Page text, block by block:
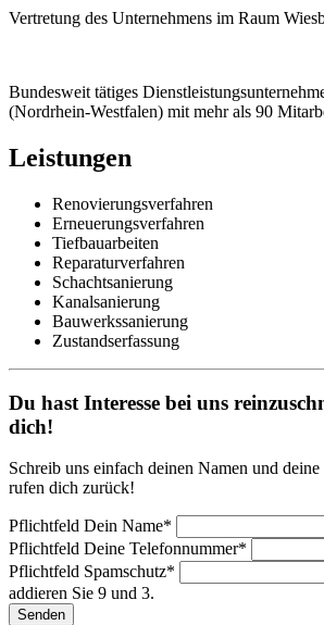
Vertretung des Unternehmens im Raum
Bundesweit tätiges
(Nordrhein-Westfalen) mit mehr als 90
Leistungen
Renovierungsverfahren
Erneuerungsverfahren
Tiefbauarbeiten
Reparaturverfahren
Schachtsanierung
Kanalsanierung
Bauwerkssanierung
Zustandserfassung
Du hast Interesse bei uns
dich!
Schreib uns einfach deinen Namen und
rufen dich zurück!
Pflichtfeld Dein Name*
Pflichtfeld Deine Telefonnummer*
Pflichtfeld Spamschutz*
addieren Sie 9 und 3.
Senden